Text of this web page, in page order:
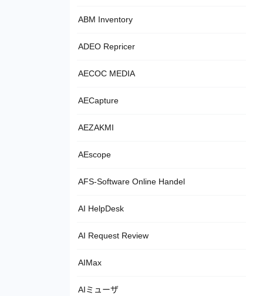
ABM Inventory
ADEO Repricer
AECOC MEDIA
AECapture
AEZAKMI
AEscope
AFS-Software Online Handel
AI HelpDesk
AI Request Review
AIMax
AIミューザ